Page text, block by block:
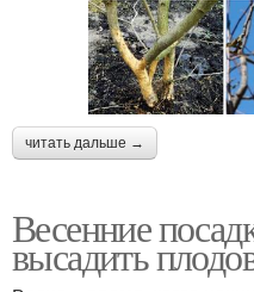
читать дальше →
Весенние
высадить